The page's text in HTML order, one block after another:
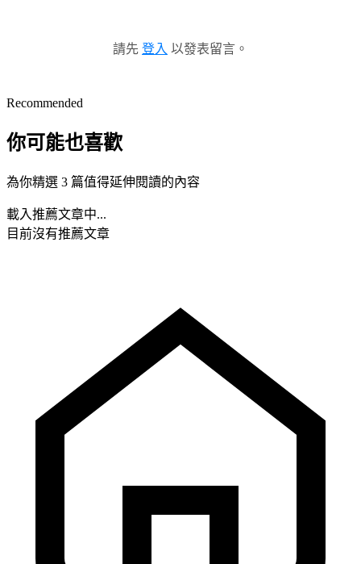
請先 登入 以發表留言。
Recommended
你可能也喜歡
為你精選 3 篇值得延伸閱讀的內容
載入推薦文章中...
目前沒有推薦文章